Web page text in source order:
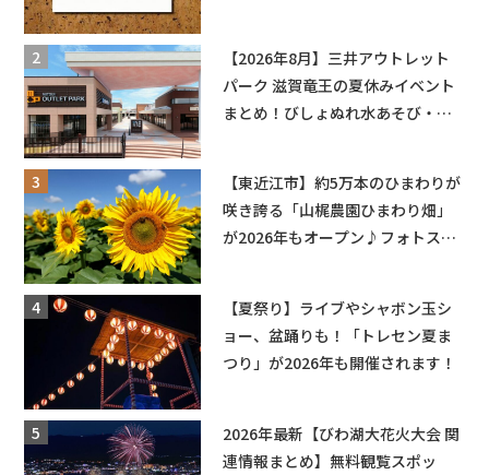
【2026年8月】三井アウトレット
パーク 滋賀竜王の夏休みイベント
まとめ！びしょぬれ水あそび・激
【東近江市】約5万本のひまわりが
咲き誇る「山梶農園ひまわり畑」
が2026年もオープン♪フォトスポ
【夏祭り】ライブやシャボン玉シ
ョー、盆踊りも！「トレセン夏ま
つり」が2026年も開催されます！
2026年最新【びわ湖大花火大会 関
連情報まとめ】無料観覧スポッ